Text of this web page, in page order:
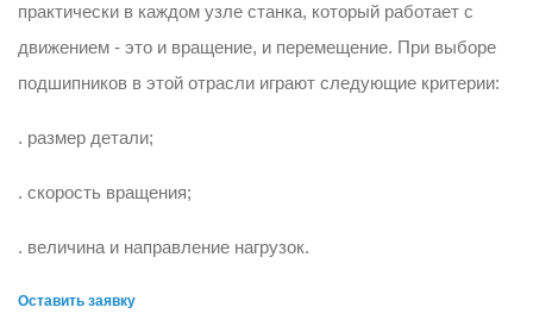
практически в каждом узле станка, который работает с
движением - это и вращение, и перемещение. При выборе
подшипников в этой отрасли играют следующие критерии:
. размер детали;
. скорость вращения;
. величина и направление нагрузок.
Оставить заявку